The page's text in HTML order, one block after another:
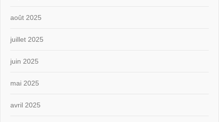
août 2025
juillet 2025
juin 2025
mai 2025
avril 2025